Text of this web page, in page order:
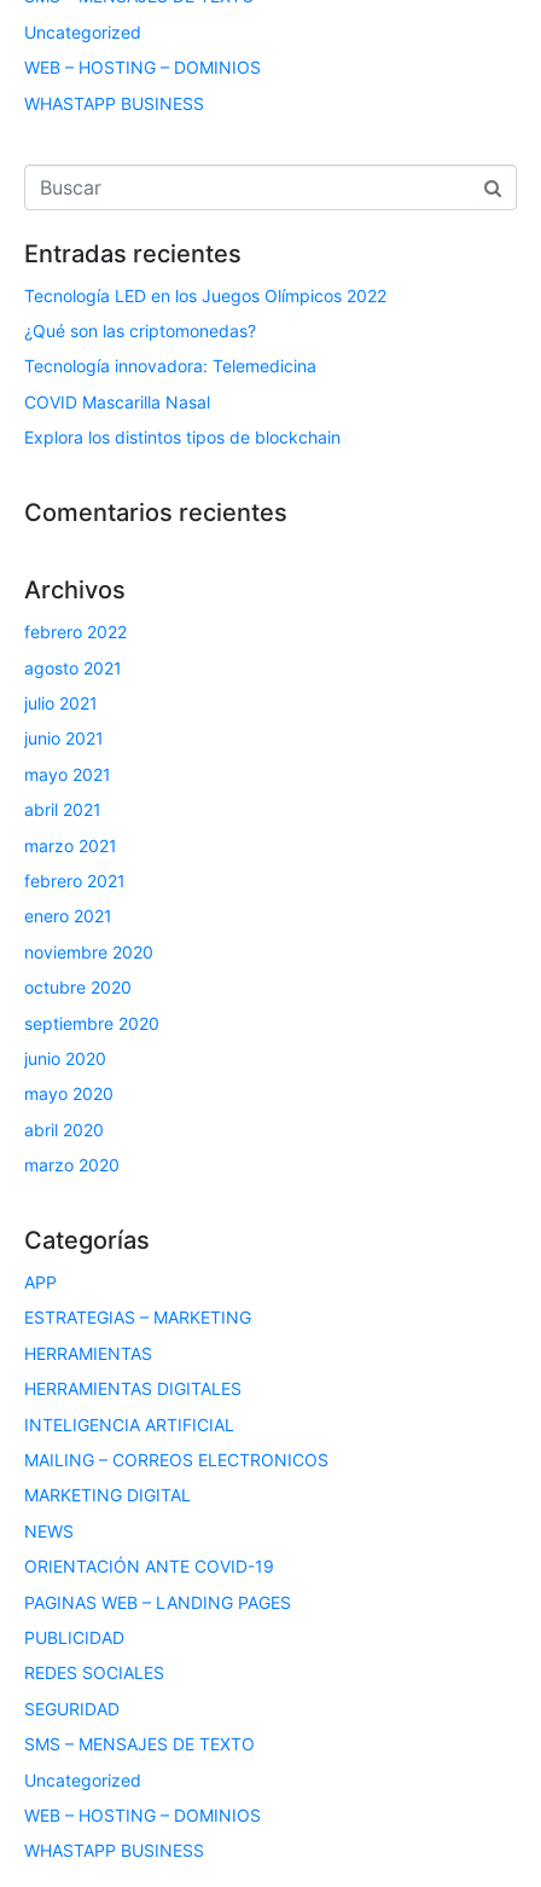
Uncategorized
WEB – HOSTING – DOMINIOS
WHASTAPP BUSINESS
Entradas recientes
Tecnología LED en los Juegos Olímpicos 2022
¿Qué son las criptomonedas?
Tecnología innovadora: Telemedicina
COVID Mascarilla Nasal
Explora los distintos tipos de blockchain
Comentarios recientes
Archivos
febrero 2022
agosto 2021
julio 2021
junio 2021
mayo 2021
abril 2021
marzo 2021
febrero 2021
enero 2021
noviembre 2020
octubre 2020
septiembre 2020
junio 2020
mayo 2020
abril 2020
marzo 2020
Categorías
APP
ESTRATEGIAS – MARKETING
HERRAMIENTAS
HERRAMIENTAS DIGITALES
INTELIGENCIA ARTIFICIAL
MAILING – CORREOS ELECTRONICOS
MARKETING DIGITAL
NEWS
ORIENTACIÓN ANTE COVID-19
PAGINAS WEB – LANDING PAGES
PUBLICIDAD
REDES SOCIALES
SEGURIDAD
SMS – MENSAJES DE TEXTO
Uncategorized
WEB – HOSTING – DOMINIOS
WHASTAPP BUSINESS